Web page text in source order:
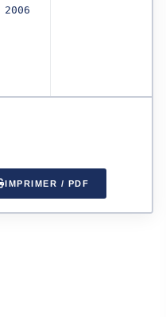
2006
IMPRIMER / PDF